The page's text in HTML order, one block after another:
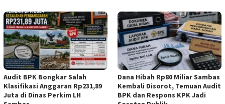
Audit BPK Bongkar Salah
Klasifikasi Anggaran Rp231,89
Juta di Dinas Perkim LH
Dana Hibah Rp80 Miliar Sambas
Kembali Disorot, Temuan Audit
BPK dan Respons KPK Jadi